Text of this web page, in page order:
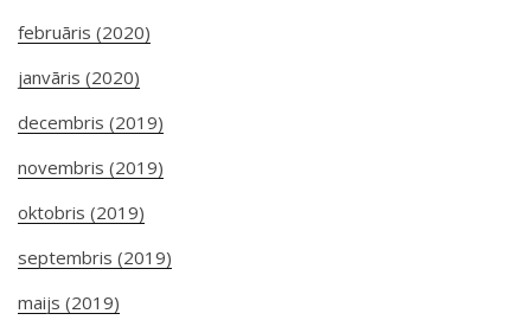
februāris (2020)
janvāris (2020)
decembris (2019)
novembris (2019)
oktobris (2019)
septembris (2019)
maijs (2019)